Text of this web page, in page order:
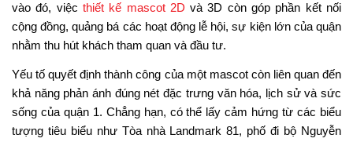
vào đó, việc thiết kế mascot 2D và 3D còn góp phần kết nối
cộng đồng, quảng bá các hoạt động lễ hội, sự kiện lớn của quận
nhằm thu hút khách tham quan và đầu tư.
Yếu tố quyết định thành công của một mascot còn liên quan đến
khả năng phản ánh đúng nét đặc trưng văn hóa, lịch sử và sức
sống của quận 1. Chẳng hạn, có thể lấy cảm hứng từ các biểu
tượng tiêu biểu như Tòa nhà Landmark 81, phố đi bộ Nguyễn